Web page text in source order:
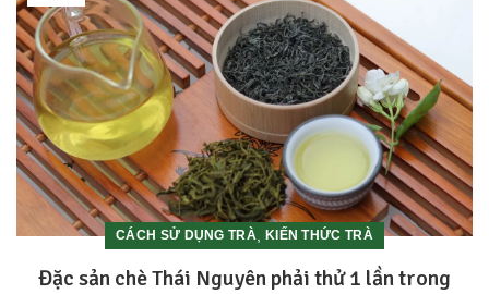
CÁCH SỬ DỤNG TRÀ, KIẾN THỨC TRÀ
Đặc sản chè Thái Nguyên phải thử 1 lần trong